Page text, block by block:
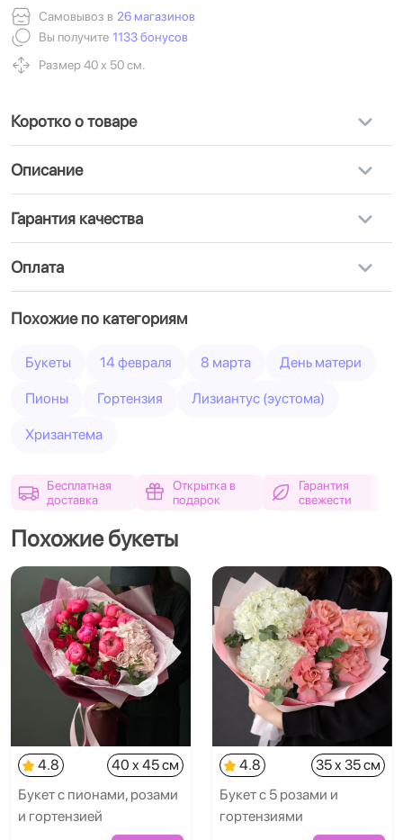
Самовывоз в 26 магазинов
Вы получите 1133 бонусов
Размер 40 х 50 см.
Коротко о товаре
Описание
Гарантия качества
Оплата
Похожие по категориям
Букеты 14 февраля 8 марта День матери
Пионы Гортензия Лизиантус (эустома)
Хризантема
Бесплатная
доставка
Открытка в
подарок
Гарантия
свежести
Похожие букеты
4.8
40 x 45 см
Букет с пионами, розами
и гортензией
4.8
35 x 35 см
Букет с 5 розами и
гортензиями